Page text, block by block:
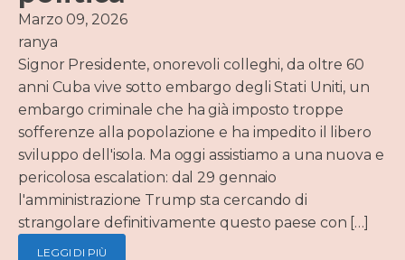
Marzo 09, 2026
ranya
Signor Presidente, onorevoli colleghi, da oltre 60
anni Cuba vive sotto embargo degli Stati Uniti, un
embargo criminale che ha già imposto troppe
sofferenze alla popolazione e ha impedito il libero
sviluppo dell'isola. Ma oggi assistiamo a una nuova e
pericolosa escalation: dal 29 gennaio
l'amministrazione Trump sta cercando di
strangolare definitivamente questo paese con […]
LEGGI DI PIÙ